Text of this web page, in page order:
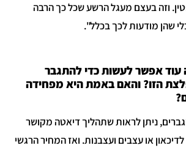
וזה בעצם מעגל הרשע שכל כך הרבה
שהן מודעות לכך בכלל".
עוד אפשר לעשות כדי להתגבר
הזו? והאם באמת היא מפחידה
ניתן לראות שתהליך דיאטה מקושר
או עצבים ועצבנות. ואז המחיר הרגשי